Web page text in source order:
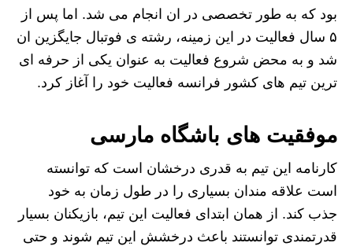
بود که به طور تخصصی در ان انجام می شد. اما پس از
۵ سال فعالیت در این زمینه، رشته ی فوتبال جایگزین ان
شد و به محض شروع فعالیت به عنوان یکی از حرفه ای
ترین تیم های کشور فرانسه فعالیت خود را آغاز کرد.
موفقیت های باشگاه مارسی
کارنامه این تیم به قدری درخشان است که توانسته
است علاقه مندان بسیاری را در طول زمان به خود
جذب کند. از همان ابتدای فعالیت این تیم، بازیکنان بسیار
قدرتمندی توانستند باعث درخشش این تیم شوند و حتی